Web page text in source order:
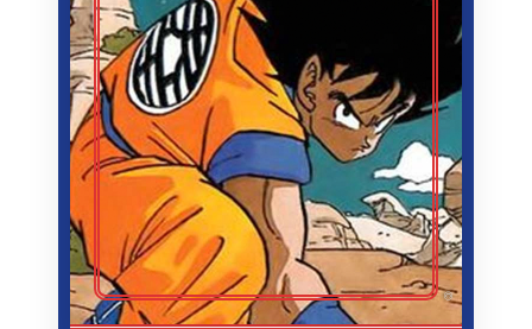
©
AKIRA TORIYAMA
0737/04/16
APPARITION
WEEKLY SHŌNEN JUMP
N°51
DATE
D'APPARITION
1984/11/20
ACTIVITÉ
GUERRIER SAIYAN,
PRATIQUANT D'ARTS
MARTIAUX,
PROTECTEUR DE LA
TERRE
TAILLE
1,75 M
Guerrier Saiyan au cœur pur qui passe sa
vie à repousser ses limites et à protéger
la Terre pour affronter des adversaires